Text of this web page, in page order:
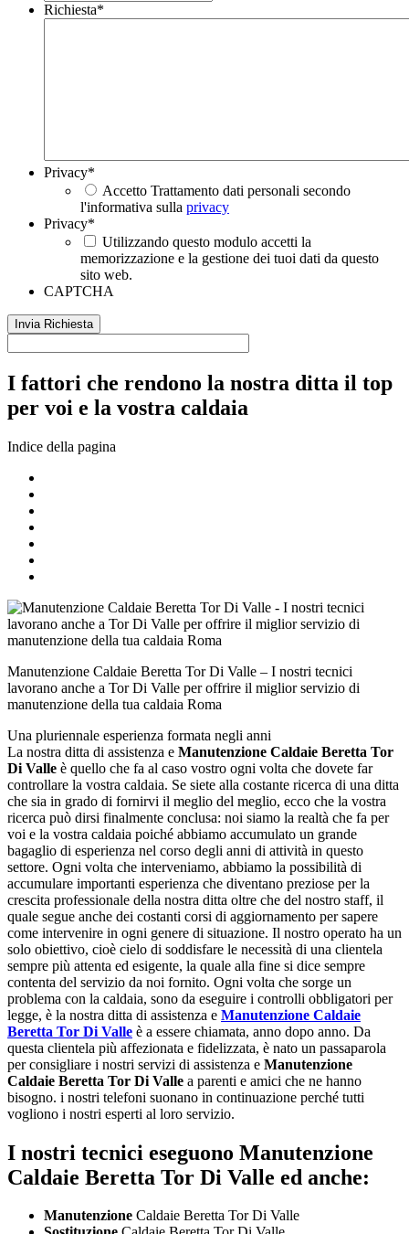
Richiesta*
Privacy*
Accetto Trattamento dati personali secondo
l'informativa sulla privacy
Privacy*
Utilizzando questo modulo accetti la
memorizzazione e la gestione dei tuoi dati da questo
sito web.
CAPTCHA
I fattori che rendono la nostra ditta il top
per voi e la vostra caldaia
Indice della pagina
Manutenzione Caldaie Beretta Tor Di Valle – I nostri tecnici
lavorano anche a Tor Di Valle per offrire il miglior servizio di
manutenzione della tua caldaia Roma
Una pluriennale esperienza formata negli anni
La nostra ditta di assistenza e Manutenzione Caldaie Beretta Tor
Di Valle è quello che fa al caso vostro ogni volta che dovete far
controllare la vostra caldaia. Se siete alla costante ricerca di una ditta
che sia in grado di fornirvi il meglio del meglio, ecco che la vostra
ricerca può dirsi finalmente conclusa: noi siamo la realtà che fa per
voi e la vostra caldaia poiché abbiamo accumulato un grande
bagaglio di esperienza nel corso degli anni di attività in questo
settore. Ogni volta che interveniamo, abbiamo la possibilità di
accumulare importanti esperienza che diventano preziose per la
crescita professionale della nostra ditta oltre che del nostro staff, il
quale segue anche dei costanti corsi di aggiornamento per sapere
come intervenire in ogni genere di situazione. Il nostro operato ha un
solo obiettivo, cioè cielo di soddisfare le necessità di una clientela
sempre più attenta ed esigente, la quale alla fine si dice sempre
contenta del servizio da noi fornito. Ogni volta che sorge un
problema con la caldaia, sono da eseguire i controlli obbligatori per
legge, è la nostra ditta di assistenza e Manutenzione Caldaie
Beretta Tor Di Valle è a essere chiamata, anno dopo anno. Da
questa clientela più affezionata e fidelizzata, è nato un passaparola
per consigliare i nostri servizi di assistenza e Manutenzione
Caldaie Beretta Tor Di Valle a parenti e amici che ne hanno
bisogno. i nostri telefoni suonano in continuazione perché tutti
vogliono i nostri esperti al loro servizio.
I nostri tecnici eseguono Manutenzione
Caldaie Beretta Tor Di Valle ed anche:
Manutenzione Caldaie Beretta Tor Di Valle